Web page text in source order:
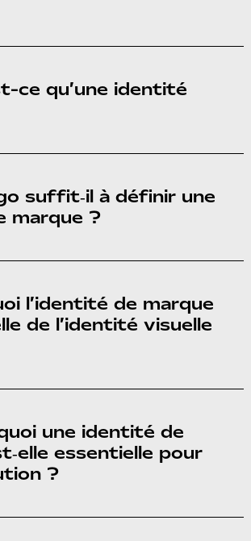
ce qu’une identité
suffit‑il à définir une
marque ?
l’identité de marque
de l’identité visuelle
une identité de
essentielle pour
?